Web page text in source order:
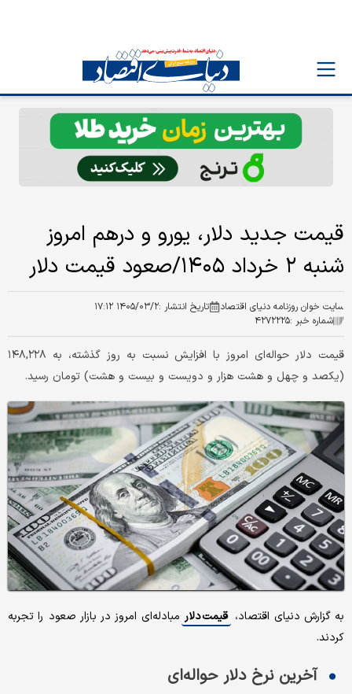
قیمت جدید دلار، یورو و درهم امروز
شنبه ۲ خرداد ۱۴۰۵/صعود قیمت دلار
سایت خوان روزنامه دنیای اقتصاد تاریخ انتشار :۱۴۰۵/۰۳/۲ ۱۷:۱۲
شماره خبر :۴۲۷۲۲۲۵
قیمت دلار حواله‌ای امروز با افزایش نسبت به روز گذشته، به ۱۴۸,۲۲۸
(یکصد و چهل و هشت هزار و دویست و بیست و هشت) تومان رسید.
به گزارش دنیای اقتصاد، قیمت دلار مبادله‌ای امروز در بازار صعود را تجربه
کردند.
آخرین نرخ دلار حواله‌ای